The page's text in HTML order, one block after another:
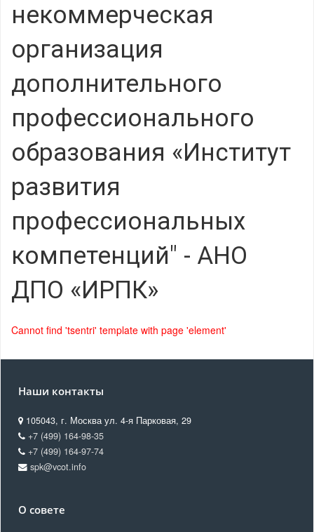
некоммерческая
организация
дополнительного
профессионального
образования «Институт
развития
профессиональных
компетенций" - АНО
ДПО «ИРПК»
Cannot find 'tsentri' template with page 'element'
Наши контакты
105043, г. Москва ул. 4-я Парковая, 29
+7 (499) 164-98-35
+7 (499) 164-97-74
spk@vcot.info
О совете